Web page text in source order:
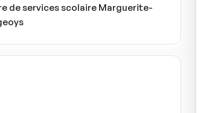
de services scolaire Marguerite-